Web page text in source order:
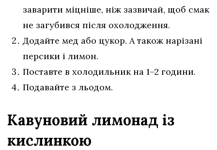
заварити міцніше, ніж зазвичай, щоб смак
не загубився після охолодження.
Додайте мед або цукор. А також нарізані
персики і лимон.
Поставте в холодильник на 1–2 години.
Подавайте з льодом.
Кавуновий лимонад із
кислинкою